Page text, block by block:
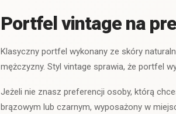
Portfel vintage na
Klasyczny portfel wykonany ze skóry
mężczyzny. Styl vintage sprawia, że portfel
Jeżeli nie znasz preferencji osoby, którą
brązowym lub czarnym, wyposażony w